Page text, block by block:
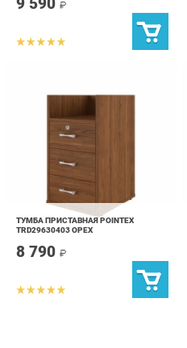
ТУМБА ПРИСТАВНАЯ POINTEX
TRD29630403 ОРЕХ
8 790₽